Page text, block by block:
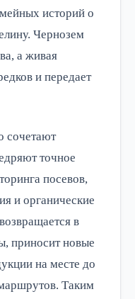
историй о
Чернозем
а живая
и передает
сочетают
точное
посевов,
и органические
в
приносит новые
на месте до
Таким